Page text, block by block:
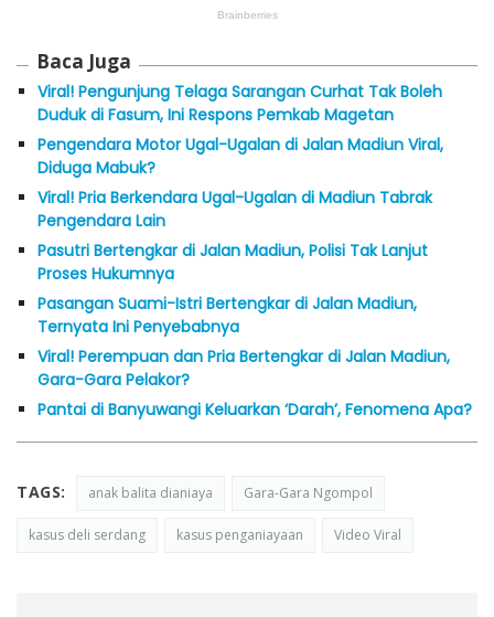
Baca Juga
Viral! Pengunjung Telaga Sarangan Curhat Tak Boleh
Duduk di Fasum, Ini Respons Pemkab Magetan
Pengendara Motor Ugal-Ugalan di Jalan Madiun Viral,
Diduga Mabuk?
Viral! Pria Berkendara Ugal-Ugalan di Madiun Tabrak
Pengendara Lain
Pasutri Bertengkar di Jalan Madiun, Polisi Tak Lanjut
Proses Hukumnya
Pasangan Suami-Istri Bertengkar di Jalan Madiun,
Ternyata Ini Penyebabnya
Viral! Perempuan dan Pria Bertengkar di Jalan Madiun,
Gara-Gara Pelakor?
Pantai di Banyuwangi Keluarkan ‘Darah’, Fenomena Apa?
TAGS: anak balita dianiaya Gara-Gara Ngompol
kasus deli serdang kasus penganiayaan Video Viral